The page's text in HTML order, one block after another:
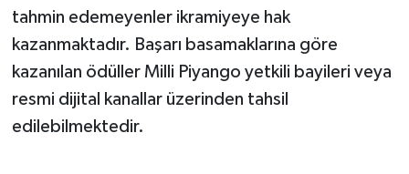
tahmin edemeyenler ikramiyeye hak
kazanmaktadır. Başarı basamaklarına göre
kazanılan ödüller Milli Piyango yetkili bayileri veya
resmi dijital kanallar üzerinden tahsil
edilebilmektedir.